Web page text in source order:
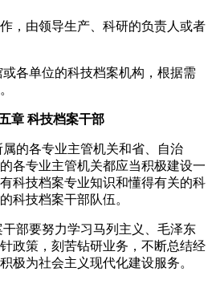
由领导生产、科研的负责人或者
各单位的科技档案机构，根据需
章 科技档案干部
属的各专业主管机关和省、自治
各专业主管机关都应当积极建设一
科技档案专业知识和懂得有关的科
科技档案干部队伍。
干部要努力学习马列主义、毛泽东
政策，刻苦钻研业务，不断总结经
极为社会主义现代化建设服务。